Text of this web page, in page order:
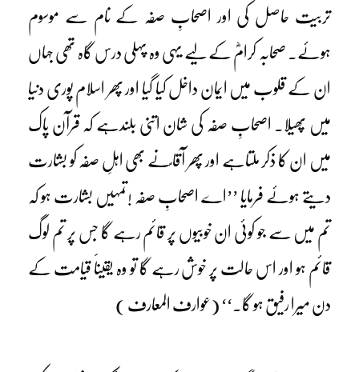
تربیت حاصل کی اور اصحابِ صفہ کے نام سے موسوم
ہوئے۔ صحابہ کرامؓ کے لیے یہی وہ پہلی درس گاہ تھی جہاں
ان کے قلوب میں ایمان داخل کیا گیا اور پھر اسلام پوری دنیا
میں پھیلا۔ اصحابِ صفہ کی شان اتنی بلندہے کہ قرآن پاک
میں ان کا ذکر ملتاہے اور پھر آقا ؐنے بھی اہلِ صفہ کو بشارت
دیتے ہوئے فرمایا ’’اے اصحابِ صفہ !تمہیں بشارت ہو کہ
تم میں سے جو کوئی ان خوبیوں پر قائم رہے گا جس پر تم لوگ
قائم ہو اور اس حالت پر خوش رہے گا تو وہ یقیناََ قیامت کے
دن میرا رفیق ہو گا۔‘‘ (عوارف المعارف )